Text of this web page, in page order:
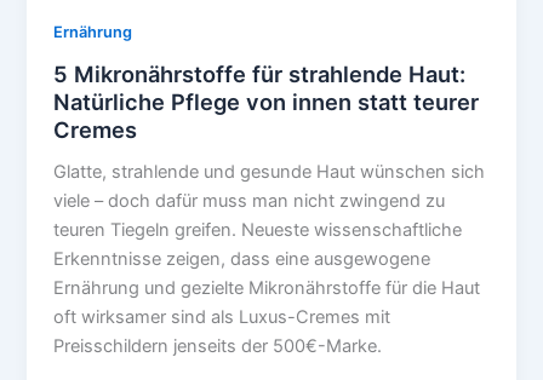
Ernährung
5 Mikronährstoffe für strahlende Haut:
Natürliche Pflege von innen statt teurer
Cremes
Glatte, strahlende und gesunde Haut wünschen sich
viele – doch dafür muss man nicht zwingend zu
teuren Tiegeln greifen. Neueste wissenschaftliche
Erkenntnisse zeigen, dass eine ausgewogene
Ernährung und gezielte Mikronährstoffe für die Haut
oft wirksamer sind als Luxus-Cremes mit
Preisschildern jenseits der 500€-Marke.